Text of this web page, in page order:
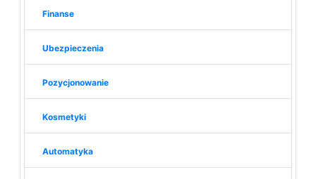
Finanse
Ubezpieczenia
Pozycjonowanie
Kosmetyki
Automatyka